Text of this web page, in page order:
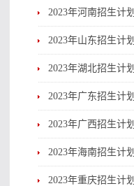
2023年河南招生计划
2023年山东招生计划
2023年湖北招生计划
2023年广东招生计划
2023年广西招生计划
2023年海南招生计划
2023年重庆招生计划